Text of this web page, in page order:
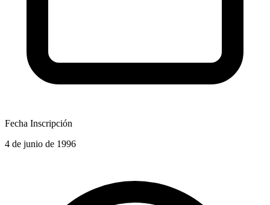
Fecha Inscripción
4 de junio de 1996